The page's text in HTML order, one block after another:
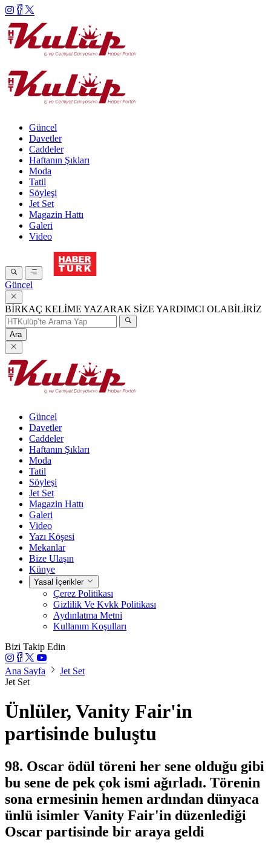
Güncel
Davetler
Caddeler
Haftanın Şıkları
Moda
Tatil
Söyleşi
Jet Set
Magazin Hattı
Galeri
Video
Güncel
BİRKAÇ KELİME YAZARAK SİZE YARDIMCI OLABİLİRİZ
Ara
Güncel
Davetler
Caddeler
Haftanın Şıkları
Moda
Tatil
Söyleşi
Jet Set
Magazin Hattı
Galeri
Video
Yazı Köşesi
Mekanlar
Bize Ulaşın
Künye
Yasal İçerikler
Çerez Politikası
Gizlilik Ve Kvkk Politikası
Aydınlatma Metni
Kullanım Koşulları
Bizi Takip Edin
Ana Sayfa
Jet Set
Jet Set
Ünlüler, Vanity Fair'in
partisinde buluştu
98. Oscar ödül töreni her sene olduğu gibi
bu sene de pek çok ismi ağırladı. Törenin
sona ermesinin hemen ardından dünyaca
ünlü isimler Vanity Fair'in düzenlediği
Oscar partisinde bir araya geldi